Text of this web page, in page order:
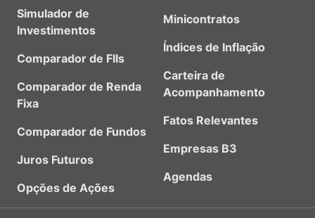
Simulador de
Investimentos
Comparador de FIIs
Comparador de Renda
Fixa
Comparador de Fundos
Juros Futuros
Opções de Ações
Minicontratos
Índices de Inflação
Carteira de
Acompanhamento
Fatos Relevantes
Empresas B3
Agendas